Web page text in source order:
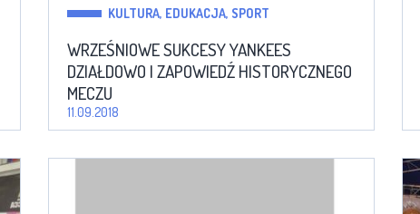
KULTURA, EDUKACJA, SPORT
WRZEŚNIOWE SUKCESY YANKEES
DZIAŁDOWO I ZAPOWIEDŹ HISTORYCZNEGO
MECZU
11.09.2018